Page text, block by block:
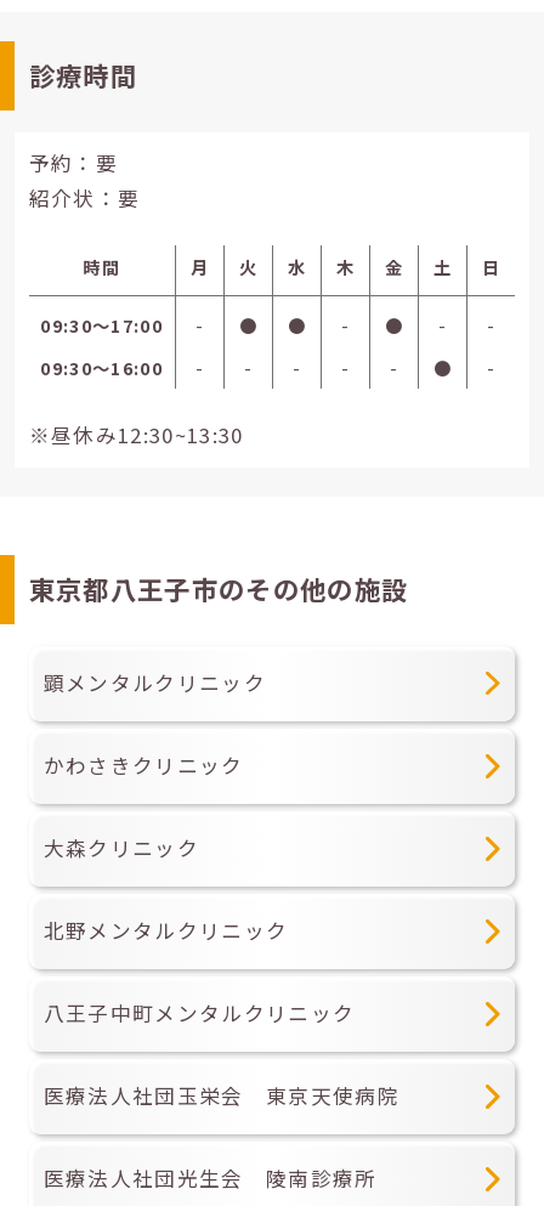
診療時間
予約：要
紹介状：要
時間 月 火 水 木 金 土 日
09:30〜17:00 - ● ● - ● -
-
09:30〜16:00
- - - - - ● -
※昼休み12:30~13:30
東京都八王子市のその他の施設
顕メンタルクリニック
かわさきクリニック
大森クリニック
北野メンタルクリニック
八王子中町メンタルクリニック
医療法人社団玉栄会 東京天使病院
医療法人社団光生会 陵南診療所